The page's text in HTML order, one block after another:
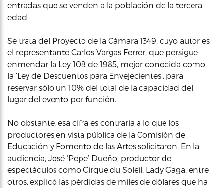
entradas que se venden a la población de la tercera
edad.
Se trata del Proyecto de la Cámara 1349, cuyo autor es
el representante Carlos Vargas Ferrer, que persigue
enmendar la Ley 108 de 1985, mejor conocida como
la ‘Ley de Descuentos para Envejecientes’, para
reservar sólo un 10% del total de la capacidad del
lugar del evento por función.
No obstante, esa cifra es contraria a lo que los
productores en vista pública de la Comisión de
Educación y Fomento de las Artes solicitaron. En la
audiencia, José ‘Pepe’ Dueño, productor de
espectáculos como Cirque du Soleil, Lady Gaga, entre
otros, explicó las pérdidas de miles de dólares que ha